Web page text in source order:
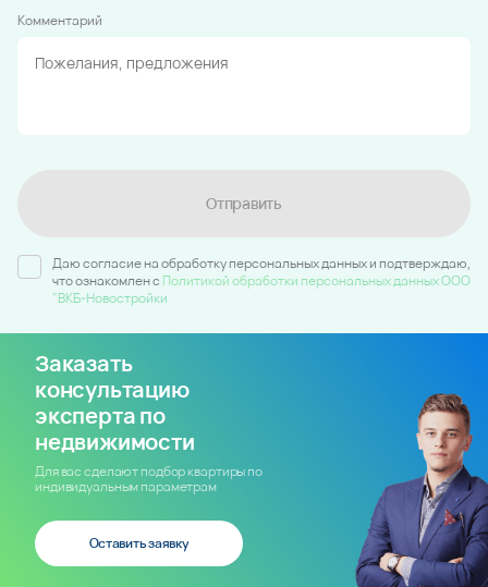
Комментарий
Отправить
Даю согласие на обработку персональных данных и подтверждаю,
что ознакомлен c Политикой обработки персональных данных ООО
"ВКБ-Новостройки
Заказать
консультацию
эксперта по
недвижимости
Для вас сделают подбор квартиры по
индивидуальным параметрам
Оставить заявку